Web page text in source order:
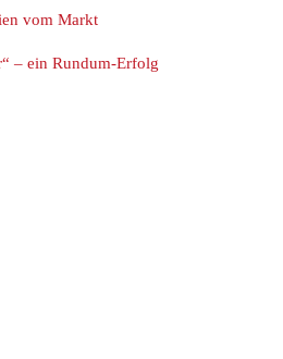
vom Markt
– ein Rundum-Erfolg